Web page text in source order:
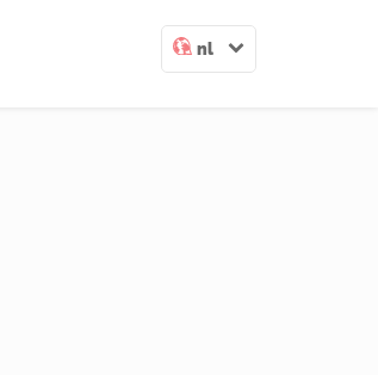
nl